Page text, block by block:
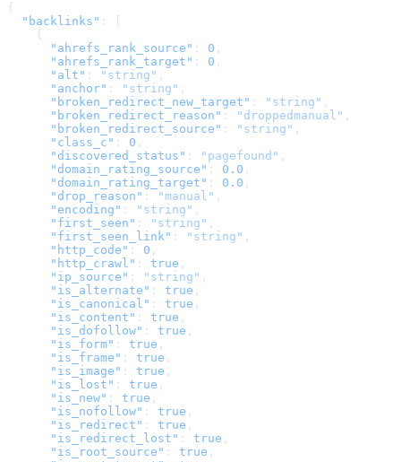
{
  "backlinks"
: [
    {
      "ahrefs_rank_source"
: 0 ,
      "ahrefs_rank_target"
: 0 ,
      "alt"
: "string" ,
      "anchor"
: "string" ,
      "broken_redirect_new_target"
: "string" ,
      "broken_redirect_reason"
: "droppedmanual" ,
      "broken_redirect_source"
: "string" ,
      "class_c"
: 0 ,
      "discovered_status"
: "pagefound" ,
      "domain_rating_source"
: 0.0 ,
      "domain_rating_target"
: 0.0 ,
      "drop_reason"
: "manual" ,
      "encoding"
: "string" ,
      "first_seen"
: "string" ,
      "first_seen_link"
: "string" ,
      "http_code"
: 0 ,
      "http_crawl"
: true ,
      "ip_source"
: "string" ,
      "is_alternate"
: true ,
      "is_canonical"
: true ,
      "is_content"
: true ,
      "is_dofollow"
: true ,
      "is_form"
: true ,
      "is_frame"
: true ,
      "is_image"
: true ,
      "is_lost"
: true ,
      "is_new"
: true ,
      "is_nofollow"
: true ,
      "is_redirect"
: true ,
      "is_redirect_lost"
: true ,
      "is_root_source"
: true ,